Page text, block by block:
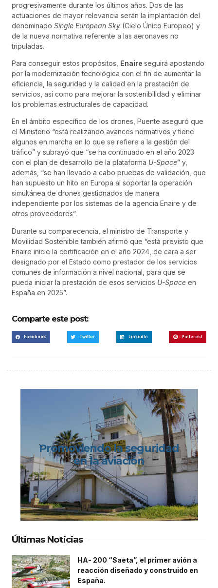
progresivamente durante los últimos años. Dos de las
actuaciones de mayor relevancia serán la implantación del
denominado Single European Sky (Cielo Único Europeo) y
de la nueva normativa referente a las aeronaves no
tripuladas.
Para conseguir estos propósitos, Enaire seguirá apostando
por la modernización tecnológica con el fin de aumentar la
eficiencia, la seguridad y la calidad en la prestación de
servicios, así como para mejorar la sostenibilidad y eliminar
los problemas estructurales de capacidad.
En el ámbito específico de los drones, Puente aseguró que
el Ministerio “está realizando avances normativos y tiene
algunos en marcha en lo que se refiere a la gestión del
tráfico” y subrayó que “se ha continuado en el año 2023
con el plan de desarrollo de la plataforma U-Space” y,
además, “se han llevado a cabo pruebas de validación, que
han supuesto un hito en Europa al soportar la operación
simultánea de drones gestionados de manera
independiente por los sistemas de la agencia Enaire y de
otros proveedores”.
Durante su comparecencia, el ministro de Transporte y
Movilidad Sostenible también afirmó que “está previsto que
Enaire inicie la certificación en el año 2024, de cara a ser
designado por el Estado como prestador de los servicios
comunes de información a nivel nacional, para que se
pueda iniciar la prestación de esos servicios U-Space en
España en 2025”.
Comparte este post:
Facebook Twitter LinkedIn Pinterest
Promoviendo la seguridad
en la aviación
Últimas Noticias
HA- 200 “Saeta”, el primer avión a
reacción diseñado y construido en
España.